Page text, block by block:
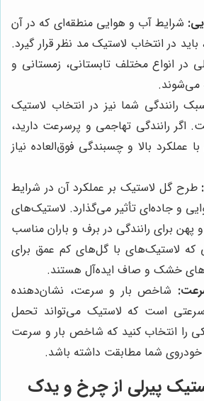
شرایط آب و هوایی منطقه‌ای که در آن
باید در انتخاب لاستیک مد نظر قرار گیرد.
در انواع مختلف تابستانی، زمستانی و
می‌شوند.
رانندگی شما نیز در انتخاب لاستیک
اگر رانندگی تهاجمی و پرسرعت دارید،
عملکرد بالا و چسبندگی فوق‌العاده نیاز
طرح گل لاستیک بر عملکرد آن در شرایط
و جاده‌ای تأثیر می‌گذارد. لاستیک‌های
پهن برای رانندگی در برف و باران مناسب
که لاستیک‌های با گل‌های کم عمق برای
خشک و صاف ایده‌آل هستند.
شاخص بار و سرعت، نشان‌دهنده
است که لاستیک می‌تواند تحمل
را انتخاب کنید که شاخص بار و سرعت
شما مطابقت داشته باشد.
پیرلی از چرخ و یدک